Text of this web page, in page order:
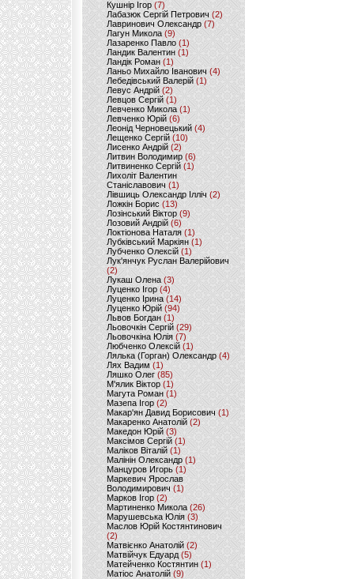
Кушнір Ігор(7)
Лабазюк Сергій Петрович (2)
Лавринович Олександр(7)
Лагун Микола(9)
Лазаренко Павло (1)
Ландик Валентин (1)
Ландік Роман (1)
Ланьо Михайло Іванович(4)
Лебедівський Валерій(1)
Левус Андрій(2)
Левцов Сергій (1)
Левченко Микола (1)
Левченко Юрій (6)
Леонід Черновецький (4)
Лещенко Сергій (10)
Лисенко Андрій (2)
Литвин Володимир (6)
Литвиненко Сергій (1)
Лихоліт Валентин
Станіславович (1)
Лівшиць Олександр Ілліч (2)
Ложкін Борис(13)
Лозінський Віктор(9)
Лозовий Андрій (6)
Локтіонова Наталя (1)
Лубківський Маркіян(1)
Лубченко Олексій (1)
Лук'янчук Руслан Валерійович
(2)
Лукаш Олена (3)
Луценко Ігор (4)
Луценко Ірина (14)
Луценко Юрій (94)
Львов Богдан (1)
Льовочкін Сергій (29)
Льовочкіна Юлія(7)
Любченко Олексій(1)
Лялька (Горган) Олександр(4)
Лях Вадим (1)
Ляшко Олег (85)
М'ялик Віктор(1)
Магута Роман(1)
Мазепа Ігор (2)
Макар'ян Давид Борисович(1)
Макаренко Анатолій (2)
Македон Юрій(3)
Максімов Сергій (1)
Маліков Віталій (1)
Малінін Олександр (1)
Манцуров Игорь (1)
Маркевич Ярослав
Володимирович (1)
Марков Ігор (2)
Мартиненко Микола (26)
Марушевська Юлія (3)
Маслов Юрій Костянтинович
(2)
Матвієнко Анатолій (2)
Матвійчук Едуард(5)
Матейченко Костянтин (1)
Матіос Анатолій (9)